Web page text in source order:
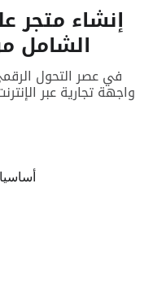
إنشاء متجر
الشامل
في عصر التحول
واجهة تجارية عبر